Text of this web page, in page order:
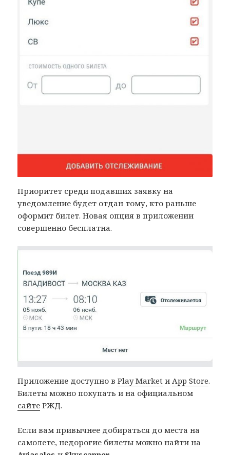
Приоритет среди подавших заявку на
уведомление будет отдан тому, кто раньше
оформит билет. Новая опция в приложении
совершенно бесплатна.
Приложение доступно вPlay Market иApp Store.
Билеты можно покупать и на официальном
сайте РЖД.
Если вам привычнее добираться до места на
самолете, недорогие билеты можно найти на